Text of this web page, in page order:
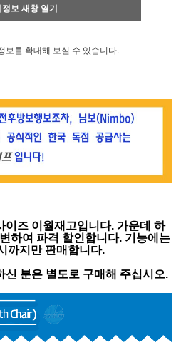
보 새창 열기
보를 확대해 보실 수 있습니다.
이즈 이월재고입니다. 가운데 하
하여 파격 할인합니다. 기능에는
까지만 판매합니다.
신 분은 별도로 구매해 주십시오.